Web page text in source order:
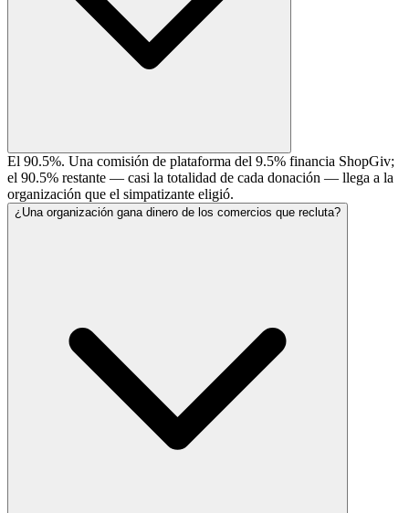
El 90.5%. Una comisión de plataforma del 9.5% financia ShopGiv;
el 90.5% restante — casi la totalidad de cada donación — llega a la
organización que el simpatizante eligió.
¿Una organización gana dinero de los comercios que recluta?